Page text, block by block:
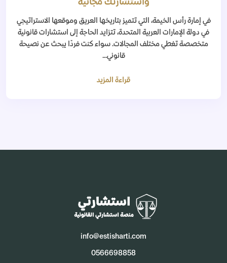
واستشارتك مجانية
في إمارة رأس الخيمة، التي تتميز بتاريخها العريق وموقعها الاستراتيجي
في دولة الإمارات العربية المتحدة، تتزايد الحاجة إلى استشارات قانونية
متخصصة تغطي مختلف المجالات. سواء كنت فردًا يبحث عن نصيحة
قانوني...
قراءة المزيد
info@estisharti.com
0566698858